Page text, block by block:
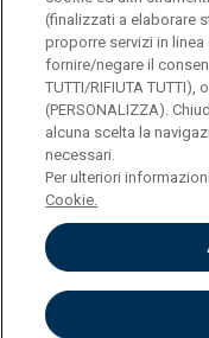
Largo A. Gemelli 1,
PI 02133120150
ENGLISH
Privacy
Accessibilità
Cookies
(finalizzati a elaborare
proporre servizi in
fornire/negare il
TUTTI/RIFIUTA
(PERSONALIZZA).
alcuna scelta la
necessari.
Per ulteriori
Cookie.